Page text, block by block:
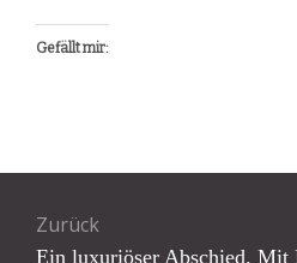
Gefällt mir:
Zurück
Vorheriger
Ein luxuriöser Abschied. Mit